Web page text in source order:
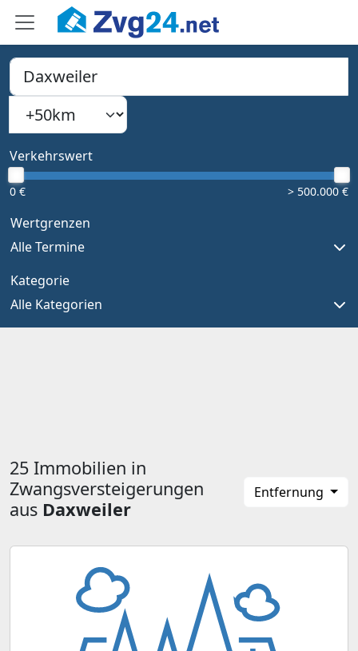
PLZ, Ort oder Bundesland
Type 1 or more characters for results.
Suchradius
Verkehrswert
0 € > 500.000 €
Wertgrenzen
Alle Termine
Kategorie
Alle Kategorien
25 Immobilien in
Zwangsversteigerungen
aus Daxweiler
Entfernung